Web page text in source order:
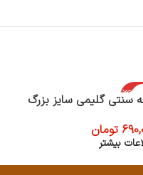
موجود
ی
سنتی گلیمی سایز بزرگ
تومان
بیشتر